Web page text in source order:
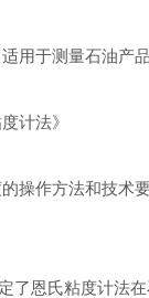
用于测量石油产
计法》
操作方法和技术
了恩氏粘度计法